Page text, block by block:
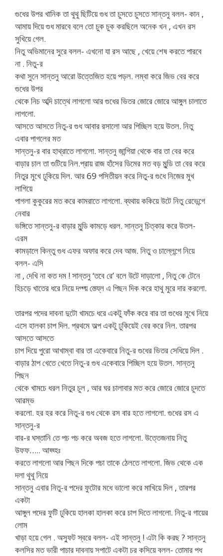
গুধের উপর খানিক তা থুথু ছিটিয়ে গুধ তা চুসতে চুসতে সান্তনু বলল- কান ,
আমায় দিয়ে গুধ মারবে বলে তো চুক চুক করছিলে অনেক খন , এখন রস
সুখিয়ে গেল.
নিতু অভিমানের সুরে বলল- এখনো যা রস আছে , খেয়ে শেষ করতে পারবে
না . নিতু-র
কথা সুনে সান্তনু আরো উত্তেজিত হয়ে পড়ল. লম্বা করে জিভ বের করে
গুধের উপর
থেকে নিচ অব্দি চাত্থে লাগলো আর গুধের ভিতর জোরে জোরে আঙ্গুল চালাতে
লাগলো.
আসতে আসতে নিতু-র গুধ আবার রসালো আর পিচ্ছিল হয়ে উতল. নিতু
এবার পাগলের মত
সান্তনু-র বার হাথ্রাতে লাগলো. সান্তনু জান্গিয়া থেকে বার তা বের করে
বাড়ার চাল তা গুটিয়ে নিল.প্রায় রাজ হাঁসের ডিমের মত বড় মুন্ডি তা বের করে
নিতুর মুখে ঢুকিয়ে দিল. আর 69 পসিতীয়ন করে নিতু-র গুধে নিজের মুখ
লাগিয়ে
পাগলা কুকুরের মত করে কামরাতে লাগলো. ব্যথায় ককিয়ে উটে নিতু রেভেন্গে
নেবার
ভঙ্গিতে সান্তনু-র বাড়ার মুন্ডি কামড়ে ধরল. সান্তনু চিত্কার করে উতল-
এরম
কামড়ালে কিন্তু গুধ এফর অফার করে দেব আজ. নিতু ও চাল্লেন্গে নিয়ে
বলল- এসি
না , দেখি না কত দম ! সান্তনু ‘তবে রে’ বলে উটে দাড়ালো , নিতু কে টেনে
হিচড়ে খাতের ধরে নিয়ে দগ্গ্য় স্ত্য্লে এ পিছন দিক করে হাথু মুরে দার করলো.
তারপর পদের দাবনা দুটো খামচে ধরে একটু ফাঁক করে বার তা গুধের মুখে নিয়ে
এসে হালকা চাপ দিল. প্রথমে অল্প একটু ঢুকিয়েই বের করে নিল. তারপর
আসতে আসতে
চাপ দিয়ে পুরো আখাম্বা বার তা একেবারে নিতু-র গুধের ভিতর সেধিয়ে দিল .
বাড়ার ঠাপ খেতে খেতে নিতু-র গুধ একেবারে পিচ্ছিল হয়ে উতল. সান্তনু
পিছন
থেকে খামচে ধরল নিতুর চুল , আর ঘর চালাবার মত করে জোরে জোরে চুদতে
আরম্ভ
করলো. হর হর করে নিতু-র গুধ থেকে রস বার হতে লাগলো. গুধের রস এ
সান্তনু-র
বার-র ঘস্তানি তে পচ পচ করে অবজ হতে লাগলো. উত্তেজনায় নিতু
উফফ….. আহ্হ্হঃ
করতে লাগলো আর পিছন দিকে পচা তাকে ঠেলতে লাগলো. জিভ থেকে এক
দলা থুথু নিয়ে
সান্তনু এবার নিতু-র পদের ফুটোর মধে ভালো করে মাখিয়ে দিল , তারপর
একটা
আঙ্গুল পদের ফুটি ঢুকিয়ে হালকা হালকা করে চাপ দিতে লাগলো. নিতু-র গায়ের
লোম
খাড়া হয়ে গেল . অস্ফুট স্বরে বলল- এই সান্তনু ! এটা কি করছ ? সান্তনু
কলসির মত ভারী পাচার দাবনায় সপাটে একটা চর কসিয়ে বলল- তোমার পধ